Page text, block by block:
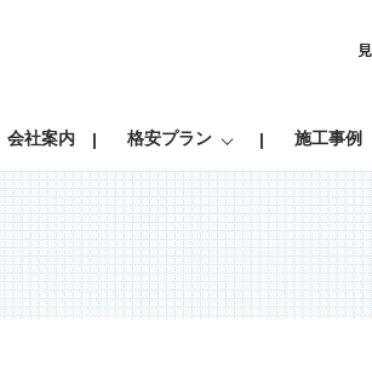
会社案内 格安プラン 施工事例